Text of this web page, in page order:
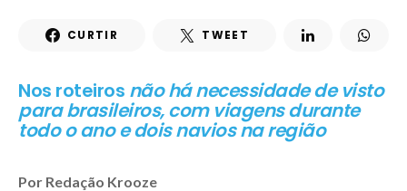
CURTIR TWEET
Nos roteiros não há necessidade de visto
para brasileiros, com viagens durante
todo o ano e dois navios na região
Por Redação Krooze